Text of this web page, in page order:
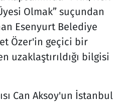
Olmak” suçundan
Esenyurt Belediye
Özer'in geçici bir
uzaklaştırıldığı bilgisi
Can Aksoy'un İstanbul